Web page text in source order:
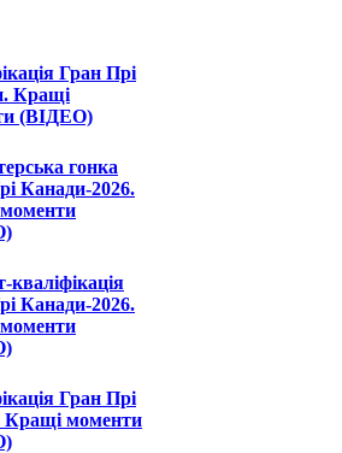
Гран Прі
Кращі
(ВІДЕО)
гонка
Канади-2026.
Канади-2026.
Гран Прі
Кращі моменти